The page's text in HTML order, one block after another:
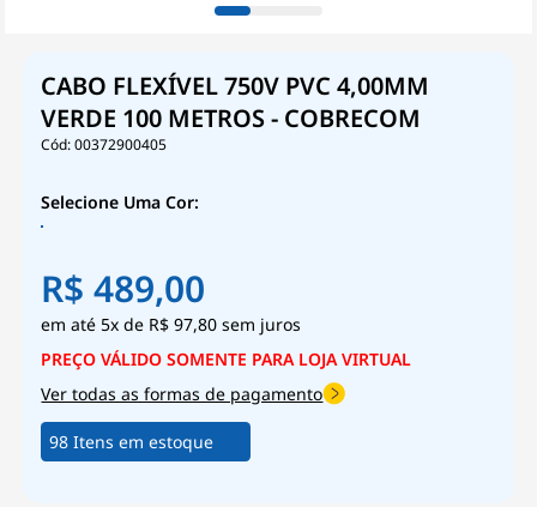
CABO FLEXÍVEL 750V PVC 4,00MM
VERDE 100 METROS - COBRECOM
00372900405
Selecione Uma Cor:
R$ 489,00
5xde R$ 97,80 sem juros
Ver todas as formas de pagamento
98 Itens em estoque